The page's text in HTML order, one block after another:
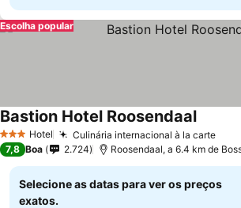
Escolha popular
3 EstrelasHotel Culinária internacional à la carteVer
Bastion Hotel RoosendaalVer
7,8 Boa 2.724 Roosendaal, a 6.4 km de
Selecione as datas para ver os preços
exatos.